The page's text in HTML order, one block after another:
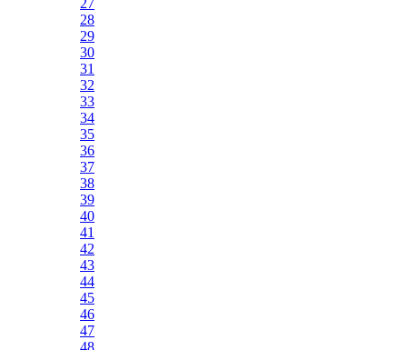
28
29
30
31
32
33
34
35
36
37
38
39
40
41
42
43
44
45
46
47
48